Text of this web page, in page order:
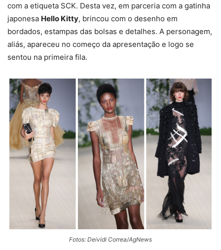
com a etiqueta SCK. Desta vez, em parceria com a gatinha
japonesa Hello Kitty, brincou com o desenho em
bordados, estampas das bolsas e detalhes. A personagem,
aliás, apareceu no começo da apresentação e logo se
sentou na primeira fila.
Fotos: Deividi Correa/AgNews